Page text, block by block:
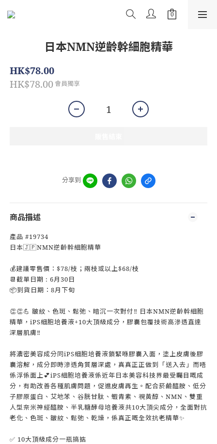
日本NMN逆齡幹細胞精華
HK$78.00
HK$78.00 會員獨享
分享到
商品描述
產品 #19734
日本🇯🇵NMN逆齡幹細胞精華
💰建議零售價：$78/枝；兩枝或以上$68/枝
📆截單日期 : 6月30日
📦到貨日期：8月下旬
👏👏💪 皺紋、色斑、鬆弛、暗沉一次對付‼️ 日本NMN逆齡幹細胞
精華，iPS細胞培養液+10大頂級成分，膠囊包覆技術高滲透直達
深層肌膚‼️
將濃密美容成分同iPS細胞培養液鎖緊喺膠囊入面，塗上皮膚後膠
囊溶解，成分即時滲透角質層深處，真真正正做到「送入去」而唔
係浮係面上💕iPS細胞培養液係近年日本美容科技界最受矚目嘅成
分，有助改善各種肌膚問題，促進皮膚再生。配合菸鹼醯胺、低分
子膠原蛋白、艾地苯、谷胱甘肽、蝦青素、視黃醇、NMN、雙重
人型奈米神經醯胺、半乳糖酵母培養液共10大頂尖成分，全面對抗
老化、色斑、皺紋、鬆弛、乾燥，係真正嘅全效抗老精華✨
✅ 10大頂級成分一瓶搞掂